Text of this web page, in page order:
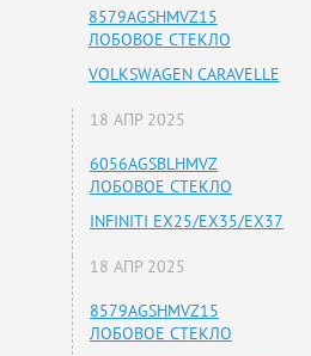
8579AGSHMVZ15
ЛОБОВОЕ СТЕКЛО
VOLKSWAGEN CARAVELLE
18 АПР 2025
6056AGSBLHMVZ
ЛОБОВОЕ СТЕКЛО
INFINITI EX25/EX35/EX37
18 АПР 2025
8579AGSHMVZ15
ЛОБОВОЕ СТЕКЛО